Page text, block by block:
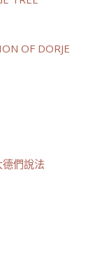
OF DORJE
們說法